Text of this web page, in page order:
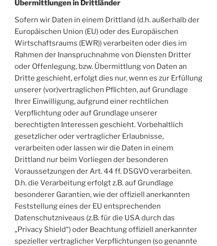
Übermittlungen in Drittländer
Sofern wir Daten in einem Drittland (d.h. außerhalb der
Europäischen Union (EU) oder des Europäischen
Wirtschaftsraums (EWR)) verarbeiten oder dies im
Rahmen der Inanspruchnahme von Diensten Dritter
oder Offenlegung, bzw. Übermittlung von Daten an
Dritte geschieht, erfolgt dies nur, wenn es zur Erfüllung
unserer (vor)vertraglichen Pflichten, auf Grundlage
Ihrer Einwilligung, aufgrund einer rechtlichen
Verpflichtung oder auf Grundlage unserer
berechtigten Interessen geschieht. Vorbehaltlich
gesetzlicher oder vertraglicher Erlaubnisse,
verarbeiten oder lassen wir die Daten in einem
Drittland nur beim Vorliegen der besonderen
Voraussetzungen der Art. 44 ff. DSGVO verarbeiten.
D.h. die Verarbeitung erfolgt z.B. auf Grundlage
besonderer Garantien, wie der offiziell anerkannten
Feststellung eines der EU entsprechenden
Datenschutzniveaus (z.B. für die USA durch das
„Privacy Shield“) oder Beachtung offiziell anerkannter
spezieller vertraglicher Verpflichtungen (so genannte